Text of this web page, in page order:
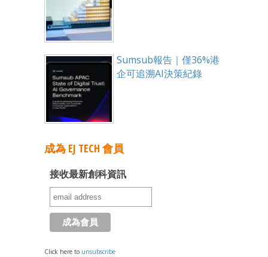
Sumsub報告｜僅36%港
企可追溯AI決策紀錄
成為 EJ TECH 會員
接收最新創科資訊
Click here to unsubscribe